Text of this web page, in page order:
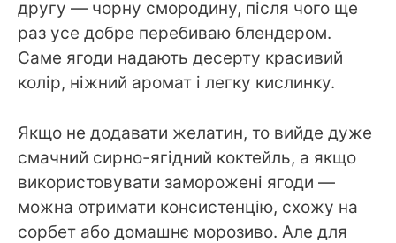
другу — чорну смородину, після чого ще
раз усе добре перебиваю блендером.
Саме ягоди надають десерту красивий
колір, ніжний аромат і легку кислинку.
Якщо не додавати желатин, то вийде дуже
смачний сирно-ягідний коктейль, а якщо
використовувати заморожені ягоди —
можна отримати консистенцію, схожу на
сорбет або домашнє морозиво. Але для